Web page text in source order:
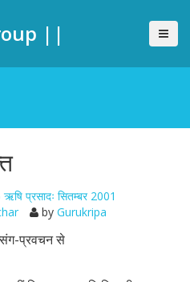
||
प्रसादः सितम्बर 2001
by Gurukripa
प्रवचन से